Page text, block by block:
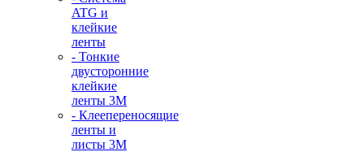
ATG и
клейкие
ленты
- Тонкие
двусторонние
клейкие
ленты 3М
- Клеепереносящие
ленты и
листы 3М